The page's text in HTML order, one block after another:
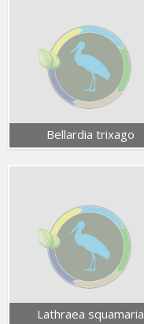
Bellardia trixago
Lathraea squamaria